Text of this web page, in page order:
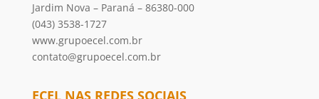
Jardim Nova – Paraná – 86380-000
(043) 3538-1727
www.grupoecel.com.br
contato@grupoecel.com.br